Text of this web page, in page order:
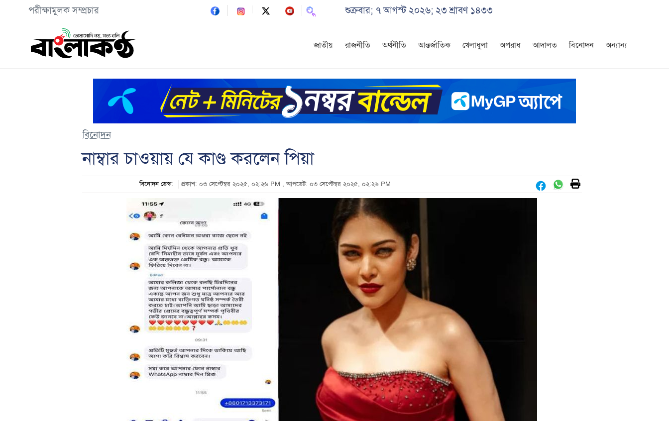
পরীক্ষামুলক সম্প্রচার শুক্রবার; ৭ আগস্ট ২০২৬; ২৩ শ্রাবণ ১৪৩৩
জাতীয় রাজনীতি অর্থনীতি আন্তর্জাতিক খেলাধুলা অপরাধ আদালত বিনোদন অন্যান্য
বিনোদন
নাম্বার চাওয়ায় যে কাণ্ড করলেন পিয়া
বিনোদন ডেস্ক: প্রকাশ: ০৩ সেপ্টেম্বর ২০২৫, ০২:২৬ PM , আপডেট: ০৩ সেপ্টেম্বর ২০২৫, ০২:২৬ PM